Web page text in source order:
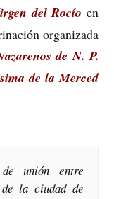
del Rocío en
organizada
de N. P.
de la Merced
unión entre
la ciudad de